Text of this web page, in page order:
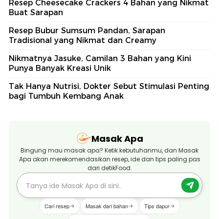
Resep Cheesecake Crackers 4 Bahan yang Nikmat
Buat Sarapan
Resep Bubur Sumsum Pandan, Sarapan
Tradisional yang Nikmat dan Creamy
Nikmatnya Jasuke, Camilan 3 Bahan yang Kini
Punya Banyak Kreasi Unik
Tak Hanya Nutrisi, Dokter Sebut Stimulasi Penting
bagi Tumbuh Kembang Anak
Masak Apa
Bingung mau masak apa? Ketik kebutuhanmu, dan Masak
Apa akan merekomendasikan resep, ide dan tips paling pas
dari detikFood.
Cari resep Masak dari bahan Tips dapur